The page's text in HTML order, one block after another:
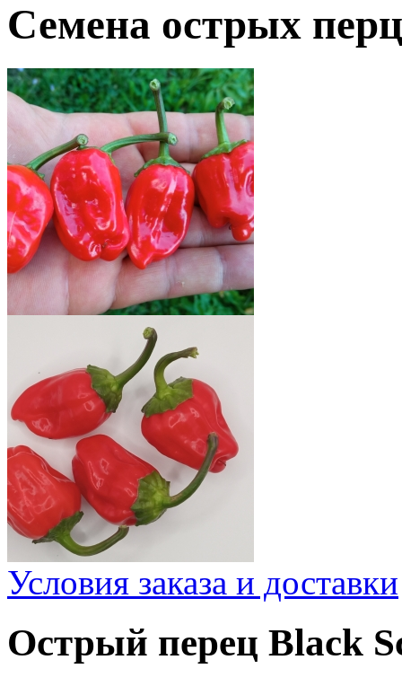
Семена острых
Условия заказа и доставки
Острый перец Black